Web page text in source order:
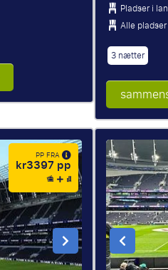
Pladser i
Alle
3 nætter
PP FRA
kr3397 pp